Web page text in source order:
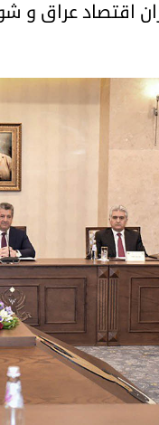
اقتصاد عراق و